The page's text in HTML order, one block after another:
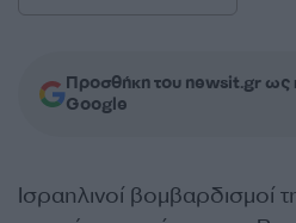
Προσθήκη του newsit.gr ως
Google
Ισραηλινοί βομβαρδισμοί